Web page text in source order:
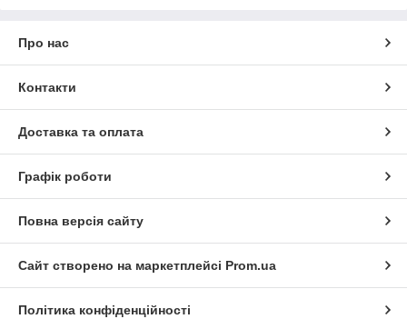
Про нас
Контакти
Доставка та оплата
Графік роботи
Повна версія сайту
Сайт створено на маркетплейсі Prom.ua
Політика конфіденційності